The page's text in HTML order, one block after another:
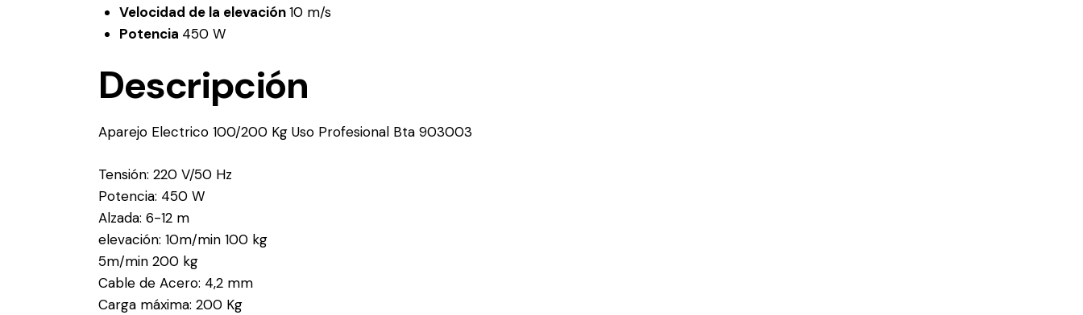
Velocidad de la elevación10 m/s
Potencia 450 W
Descripción
Aparejo Electrico 100/200 Kg Uso Profesional Bta 903003
Tensión: 220 V/50 Hz
Potencia: 450 W
Alzada: 6-12 m
elevación: 10m/min 100 kg
5m/min 200 kg
Cable de Acero: 4,2 mm
Carga máxima: 200 Kg